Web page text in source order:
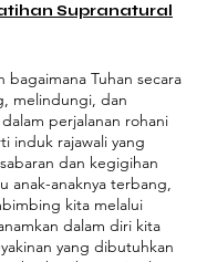
Supranatural
bagaimana Tuhan secara
melindungi, dan
perjalanan rohani
induk rajawali yang
dan kegigihan
anak-anaknya terbang,
kita melalui
dalam diri kita
yang dibutuhkan